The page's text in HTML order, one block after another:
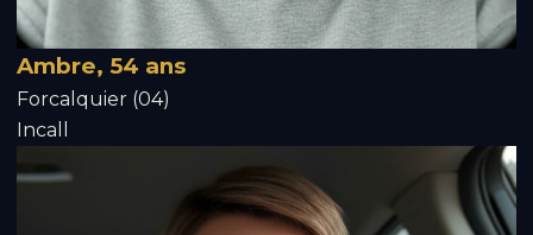
Ambre, 54 ans
Forcalquier (04)
Incall